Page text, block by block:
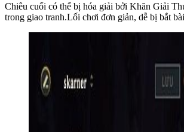
Chiêu cuối có thể bị hóa giải bởi Khăn Giải
trong giao tranh.Lối chơi đơn giản, dễ bị bắt